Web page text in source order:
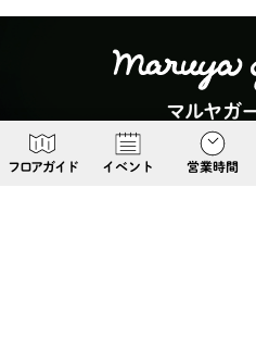
フロアガイド イベント 営業時間
マルヤガ
〒892-0826 鹿児島県